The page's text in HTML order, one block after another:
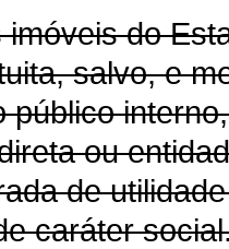
imóveis do
salvo, e
público
ou
de
caráter